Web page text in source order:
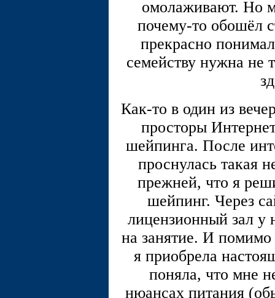
омолаживают. Но
почему-то обошёл
прекрасно
семейству нужна не
Как-то в один из
просторы
шейпинга. После
проснулась такая
прежней, что я
шейпинг. Через
лицензионный зал у
на занятие. И
я приобрела
поняла, что мне
нюансах питания